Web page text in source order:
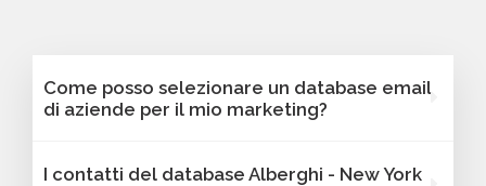
Come posso selezionare un database email
di aziende per il mio marketing?
nostra piattaforma Bancomail. Troverai
I contatti del database Alberghi - New York